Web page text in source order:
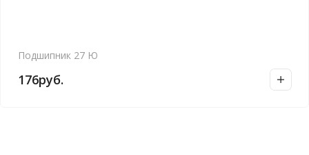
Подшипник 27 Ю
176руб.